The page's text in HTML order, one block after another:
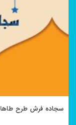
سجاده فرش طرح طاها